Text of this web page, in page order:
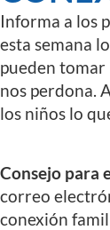
Informa a los
esta semana
pueden tomar
nos perdona.
los niños lo
Consejo para
correo
conexión